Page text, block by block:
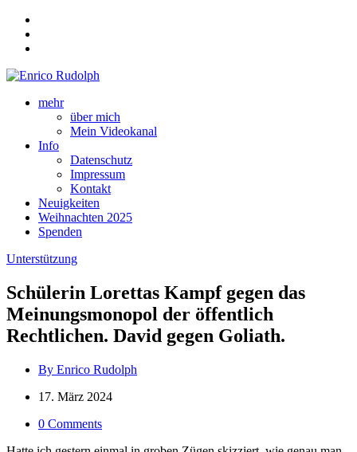
mehr
über mich
Mein Videokanal
Info
Datenschutz
Impressum
Kontakt
Neuigkeiten
Weihnachten 2025
Spenden
Unterstützung
Schülerin Lorettas Kampf gegen das
Meinungsmonopol der öffentlich
Rechtlichen. David gegen Goliath.
By Enrico Rudolph
17. März 2024
0 Comments